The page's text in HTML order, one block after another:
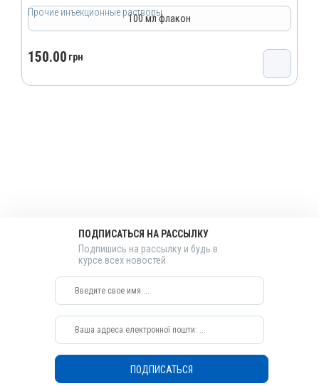
Прочие инъекционные растворы
Артикул
4820012501571
Виды животных
КРС, Овцы, Козы, Лошади, Собаки
Перорально, Внутривенно
Показания
Воспаления; Менингит; Отравления; Токсикоз; Холецистит;
100 мл флакон
150.00 грн
ПОДПИСАТЬСЯ НА РАССЫЛКУ
Подпишись на рассылку и будь в
курсе всех новостей
ПОДПИСАТЬСЯ